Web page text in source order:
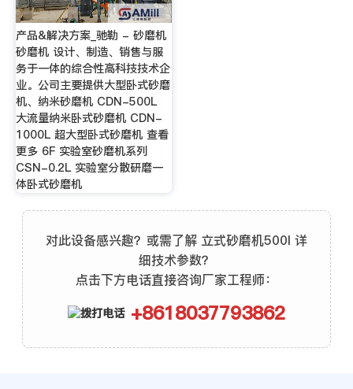
产品&解决方案_驰勒 - 砂磨机
砂磨机 设计、制造、销售与服
务于一体的综合性高科技技术企
业。公司主要提供大型卧式砂磨
机、纳米砂磨机 CDN-500L
大流量纳米卧式砂磨机 CDN-
1000L 超大型卧式砂磨机 查看
更多 6F 实验室砂磨机系列
CSN-0.2L 实验室分散研磨一
体卧式砂磨机
对此设备感兴趣？或需了解 立式砂磨机500l 详
细技术参数？
点击下方电话直接咨询厂家工程师：
+8618037793862